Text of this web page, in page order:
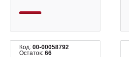
Код: 00-00058792
Остаток: 66